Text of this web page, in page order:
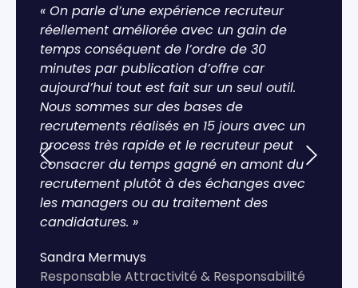
Sandra Mermuys
Responsable Attractivité & Responsabilité
« On parle d’une expérience recruteur
réellement améliorée avec un gain de
temps conséquent de l’ordre de 30
minutes par publication d’offre car
aujourd’hui tout est fait sur un seul outil.
Nous sommes sur des bases de
recrutements réalisés en 15 jours avec un
process très rapide et le recruteur peut
consacrer du temps gagné en amont du
recrutement plutôt à des échanges avec
les managers ou au traitement des
candidatures. »